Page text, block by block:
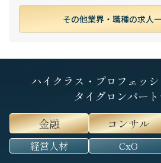
その他業界・職種の求人
ハイクラス・プロフェッ
タイグロンパー
金融
コンサル
経営人材 CxO